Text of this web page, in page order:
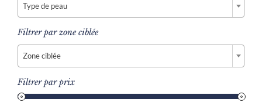
Type de peau
Filtrer par zone ciblée
Zone ciblée
Filtrer par prix